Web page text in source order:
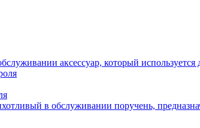
аксессуар, который
в обслуживании поручень,